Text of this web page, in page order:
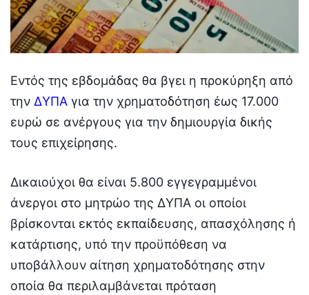
Εντός της εβδομάδας θα βγει η προκύρηξη από
την ΔΥΠΑ για την χρηματοδότηση έως 17.000
ευρώ σε ανέργους για την δημιουργία δικής
τους επιχείρησης.
Δικαιούχοι θα είναι 5.800 εγγεγραμμένοι
άνεργοι στο μητρώο της ΔΥΠΑ οι οποίοι
βρίσκονται εκτός εκπαίδευσης, απασχόλησης ή
κατάρτισης, υπό την προϋπόθεση να
υποβάλλουν αίτηση χρηματοδότησης στην
οποία θα περιλαμβάνεται πρόταση